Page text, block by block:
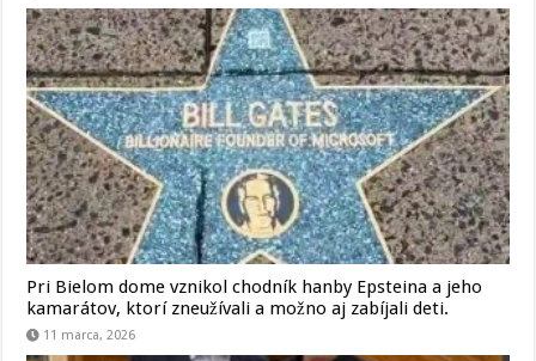
Pri Bielom dome vznikol chodník hanby Epsteina a jeho
kamarátov, ktorí zneužívali a možno aj zabíjali deti.
11 marca, 2026